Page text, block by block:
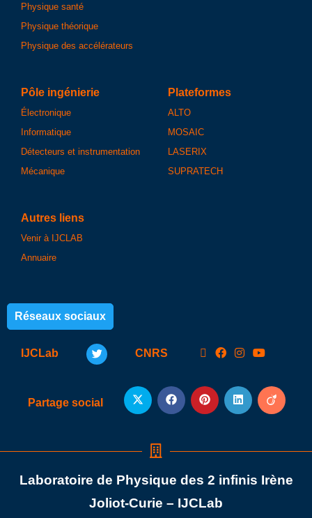
Physique santé
Physique théorique
Physique des accélérateurs
Pôle ingénierie
Électronique
Informatique
Détecteurs et instrumentation
Mécanique
Plateformes
ALTO
MOSAIC
LASERIX
SUPRATECH
Autres liens
Venir à IJCLAB
Annuaire
Réseaux sociaux
IJCLab CNRS
Partage social
Laboratoire de Physique des 2 infinis Irène
Joliot-Curie – IJCLab